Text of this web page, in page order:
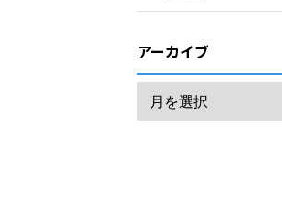
アーカイブ